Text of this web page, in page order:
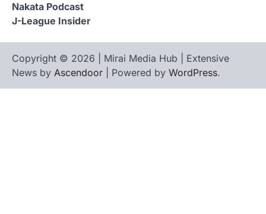
Nakata Podcast
J-League Insider
Copyright © 2026 | Mirai Media Hub | Extensive
News by Ascendoor | Powered by WordPress.